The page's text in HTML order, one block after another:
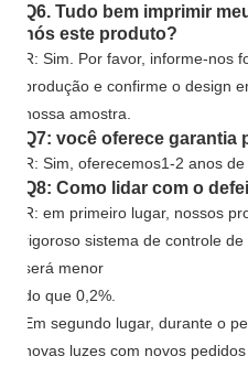
Q6. Tudo bem imprimir
nós este produto?
R: Sim. Por favor, informe-nos
produção e confirme o design
nossa amostra.
Q7: você oferece garantia
R: Sim, oferecemos1-2 anos de
Q8: Como lidar com o
R: em primeiro lugar, nossos
rigoroso sistema de controle
será menor
do que 0,2%.
Em segundo lugar, durante o
novas luzes com novos